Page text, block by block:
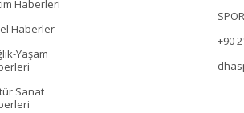
Haberleri
Haberler
Yaşam
Sanat
+90